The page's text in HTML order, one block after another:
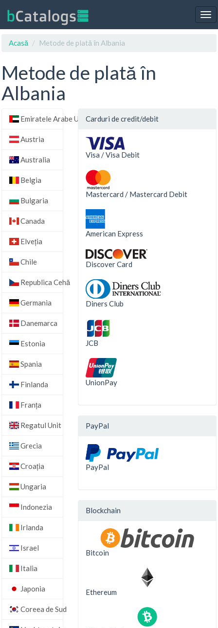
Acasă
Metode de plată în Albania
Metode de plată în
Albania
Emiratele Arabe Unite
Austria
Australia
Belgia
Bulgaria
Canada
Elveţia
Chile
Republica Cehă
Germania
Danemarca
Estonia
Spania
Finlanda
Franţa
Regatul Unit
Grecia
Croaţia
Ungaria
Indonezia
Irlanda
Israel
Italia
Japonia
Coreea de Sud
Carduri de credit/debit
Visa / Visa Debit
Mastercard / Mastercard Debit
American Express
Discover Card
Diners Club
JCB
UnionPay
PayPal
PayPal
Blockchain
Bitcoin
Ethereum